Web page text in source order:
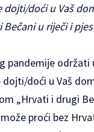
dojti/doći u Vaš
u riječi i
pandemije
doći u Vaš
„Hrvati i drugi
proći bez